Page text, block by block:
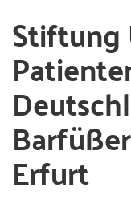
Stiftung
Erfurt